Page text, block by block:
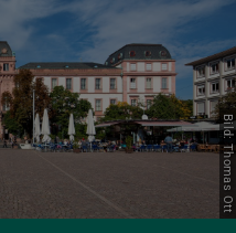
Bild: Thomas Ott